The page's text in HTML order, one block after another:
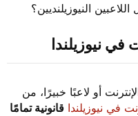
النيوزيلنديين؟
في نيوزيلندا
أو لاعبًا خبيرًا، من
في نيوزيلندا قانونية تمامًا